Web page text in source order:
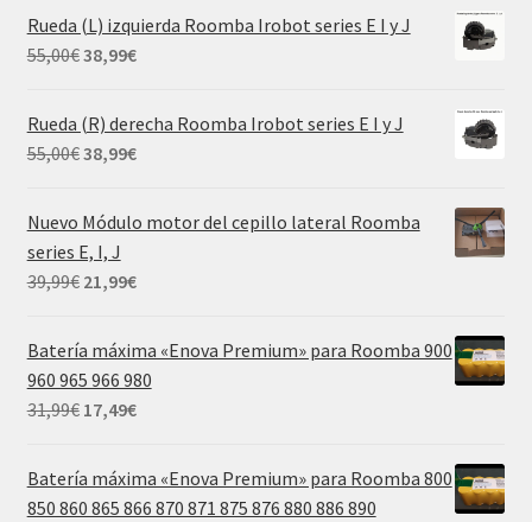
original
era:
69,99€.
actual
Rueda (L) izquierda Roomba Irobot series E I y J
55,00€ El
original
era:
55,00€.
38,99€El
actual
Rueda (R) derecha Roomba Irobot series E I y J
55,00€ El
original
era:
55,00€.
38,99€El
Nuevo Módulo motor del cepillo lateral Roomba
series E, I, J
39,99€ El
original
era:
21,99€El
actual
es:
Batería máxima «Enova Premium» para Roomba 900
960 965 966 980
31,99€ El
original
era:
17,49€El
actual
es:
Batería máxima «Enova Premium» para Roomba 800
850 860 865 866 870 871 875 876 880 886 890